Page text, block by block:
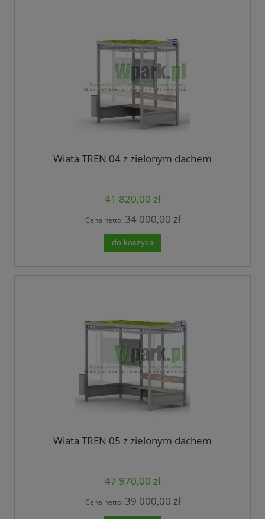
Wiata TREN 04 z zielonym dachem
41 820,00 zł
Cena netto: 34 000,00 zł
do koszyka
Wiata TREN 05 z zielonym dachem
47 970,00 zł
Cena netto: 39 000,00 zł